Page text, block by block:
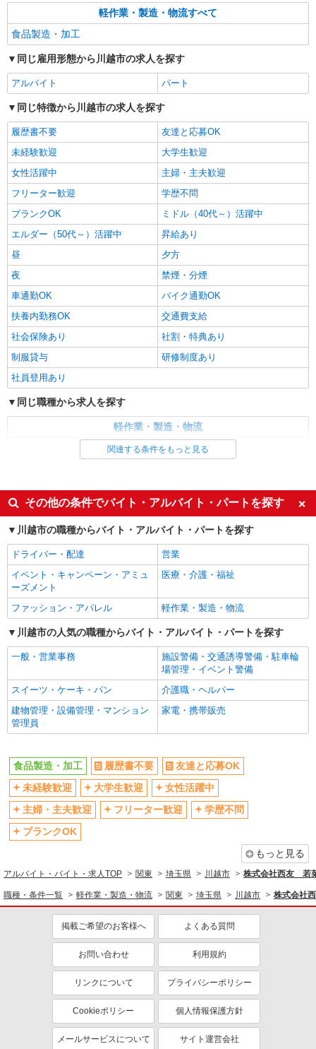
＜パート＞ 時給1,210円〜（包丁使用ありのシ
フト[3]は時給1,330円〜） ★土曜・日曜・祝日は
パート
マミーマート鮮魚加工センター
食品工場での出庫作業スタッフ
＜パート＞ 時給1310円〜 ★土曜・日曜・祝日
は時給100円ＵＰ！
埼玉県川越市大字大袋650番地（川越市場内）
★車・バイク・自転車通勤可★
キープ
正社員
くらづくり本舗 第三工場
キャリアを育てる和菓子製造スタッフ
月給186,000円〜230,000円 ※経験等により相
談 ※試用期間3ヶ月有(同条件)
■くらづくり本舗 第三工場 埼玉県川越市古谷
（埼玉県川越市久保町5番地3） 第二工場（埼玉県
状況によっては、工場間異動もございますので、
その際は事前に相談に応じます。
キープ 詳細を見る
惣菜部門での製造・加工
埼玉県川越市大字大袋592（川越卸売市場内）
キープ 詳細を見る
軽作業・製造・物流すべて
食品製造・加工
同じ雇用形態から川越市の求人を探す
アルバイト パート
同じ特徴から川越市の求人を探す
履歴書不要
友達と応募OK
未経験歓迎
大学生歓迎
女性活躍中
主婦・主夫歓迎
フリーター歓迎
学歴不問
ブランクOK
ミドル（40代～）活躍中
エルダー（50代～）活躍中
昇給あり
昼
夕方
夜
禁煙・分煙
車通勤OK
バイク通勤OK
扶養内勤務OK
交通費支給
社会保険あり
社割・特典あり
制服貸与
研修制度あり
社員登用あり
同じ職種から求人を探す
軽作業・製造・物流
同じ特徴から求人を探す
ミドル（40代～）活躍中
車通勤OK
扶養内勤務OK
交通費支給
社会保険あり
社員登用あり
関連する条件をもっと見る
その他の条件でバイト・アルバイト・パートを探す
川越市の職種からバイト・アルバイト・パートを探す
ドライバー・配達
営業
イベント・キャンペーン・アミュ
ーズメント
医療・介護・福祉
ファッション・アパレル 軽作業・製造・物流
川越市の人気の職種からバイト・アルバイト・パートを探す
一般・営業事務
施設警備・交通誘導警備・駐車輪
場管理・イベント警備
スイーツ・ケーキ・パン
介護職・ヘルパー
建物管理・設備管理・マンション
管理員
家電・携帯販売
食品製造・加工 履歴書不要
友達と応募OK
未経験歓迎
大学生歓迎
女性活躍中
主婦・主夫歓迎
フリーター歓迎
学歴不問
ブランクOK
もっと見る
アルバイト・バイト・求人TOP 関東 埼玉県 川越市 株式会社西友 若
職種・条件一覧 軽作業・製造・物流 関東 埼玉県 川越市 株式会社
掲載ご希望のお客様へ よくある質問
お問い合わせ 利用規約
リンクについて プライバシーポリシー
Cookieポリシー 個人情報保護方針
メールサービスについて サイト運営会社